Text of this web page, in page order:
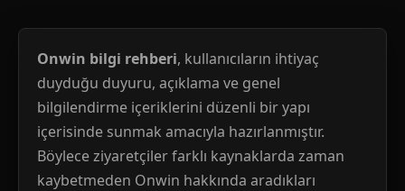
Onwin bilgi rehberi, kullanıcıların ihtiyaç
duyduğu duyuru, açıklama ve genel
bilgilendirme içeriklerini düzenli bir yapı
içerisinde sunmak amacıyla hazırlanmıştır.
Böylece ziyaretçiler farklı kaynaklarda zaman
kaybetmeden Onwin hakkında aradıkları